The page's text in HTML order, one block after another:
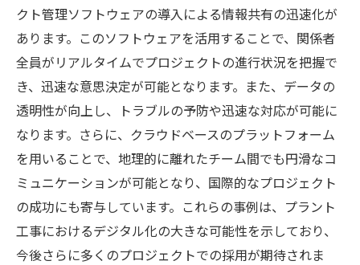
クト管理ソフトウェアの導入による情報共有の迅速化が
あります。このソフトウェアを活用することで、関係者
全員がリアルタイムでプロジェクトの進行状況を把握で
き、迅速な意思決定が可能となります。また、データの
透明性が向上し、トラブルの予防や迅速な対応が可能に
なります。さらに、クラウドベースのプラットフォーム
を用いることで、地理的に離れたチーム間でも円滑なコ
ミュニケーションが可能となり、国際的なプロジェクト
の成功にも寄与しています。これらの事例は、プラント
工事におけるデジタル化の大きな可能性を示しており、
今後さらに多くのプロジェクトでの採用が期待されま